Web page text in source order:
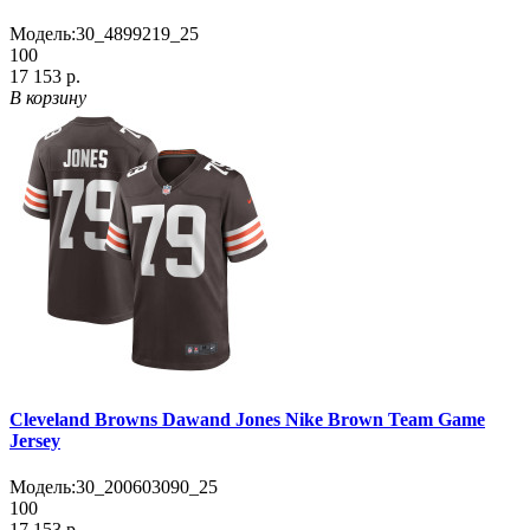
Модель:30_4899219_25
100
17 153 р.
В корзину
Cleveland Browns Dawand Jones Nike Brown Team Game
Jersey
Модель:30_200603090_25
100